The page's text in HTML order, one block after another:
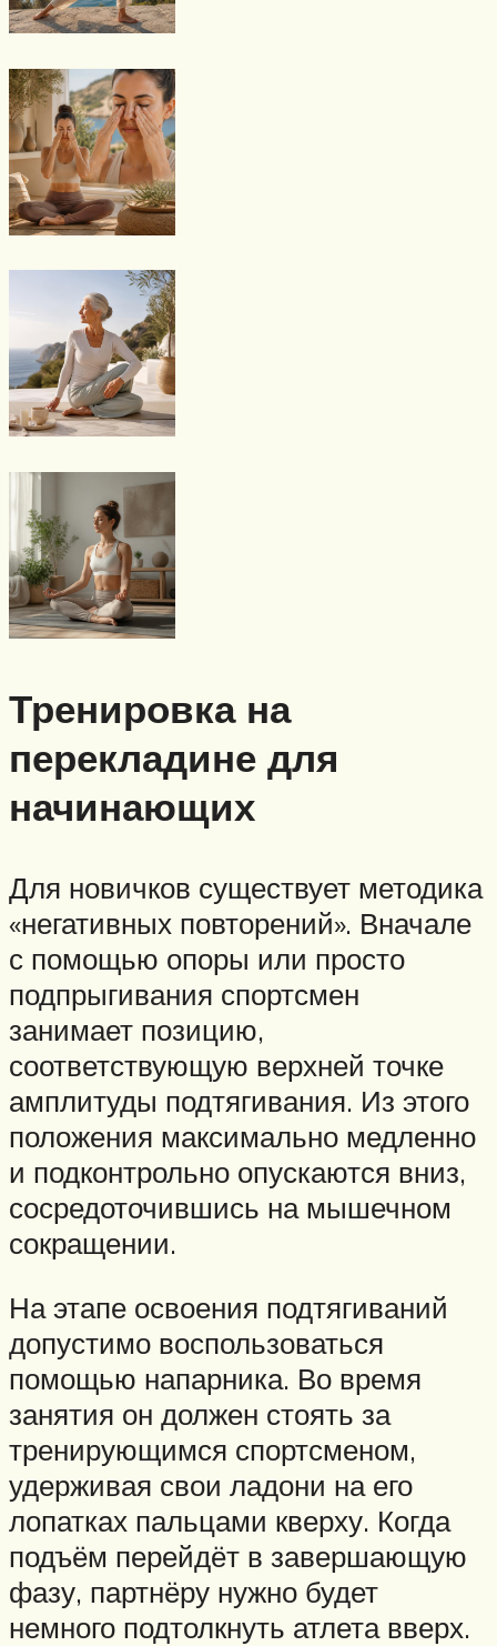
Тренировка на
перекладине для
начинающих
Для новичков существует методика
«негативных повторений». Вначале
с помощью опоры или просто
подпрыгивания спортсмен
занимает позицию,
соответствующую верхней точке
амплитуды подтягивания. Из этого
положения максимально медленно
и подконтрольно опускаются вниз,
сосредоточившись на мышечном
сокращении.
На этапе освоения подтягиваний
допустимо воспользоваться
помощью напарника. Во время
занятия он должен стоять за
тренирующимся спортсменом,
удерживая свои ладони на его
лопатках пальцами кверху. Когда
подъём перейдёт в завершающую
фазу, партнёру нужно будет
немного подтолкнуть атлета вверх.